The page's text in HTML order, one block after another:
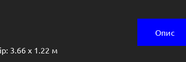
Опис
3.66 х 1.22 м